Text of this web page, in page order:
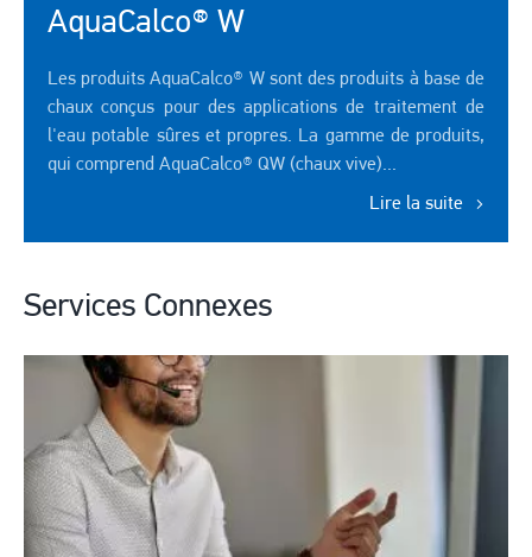
AquaCalco® W
Les produits AquaCalco® W sont des produits à base de
chaux conçus pour des applications de traitement de
l'eau potable sûres et propres. La gamme de produits,
qui comprend AquaCalco® QW (chaux vive)...
Lire la suite
Services Connexes